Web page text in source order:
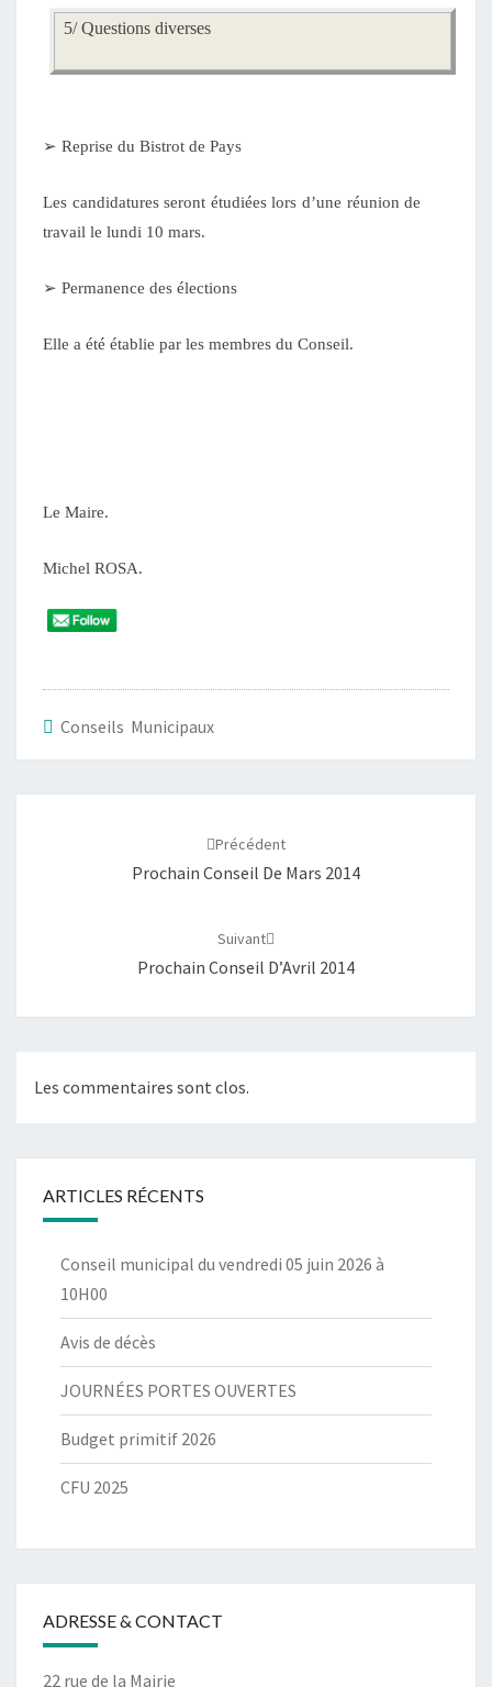
5/ Questions diverses
➢ Reprise du Bistrot de Pays
Les candidatures seront étudiées lors d’une réunion de
travail le lundi 10 mars.
➢ Permanence des élections
Elle a été établie par les membres du Conseil.
Le Maire.
Michel ROSA.
Conseils Municipaux
Précédent
Prochain Conseil De Mars 2014
Suivant
Prochain Conseil D’Avril 2014
Les commentaires sont clos.
ARTICLES RÉCENTS
Conseil municipal du vendredi 05 juin 2026 à
10H00
Avis de décès
JOURNÉES PORTES OUVERTES
Budget primitif 2026
CFU 2025
ADRESSE & CONTACT
22 rue de la Mairie